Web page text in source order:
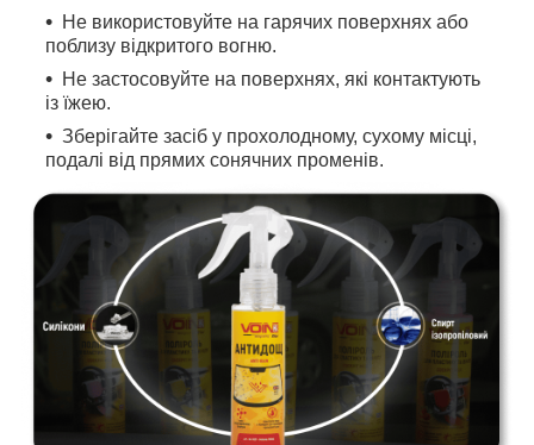
Не використовуйте на гарячих поверхнях або
поблизу відкритого вогню.
Не застосовуйте на поверхнях, які контактують
із їжею.
Зберігайте засіб у прохолодному, сухому місці,
подалі від прямих сонячних променів.